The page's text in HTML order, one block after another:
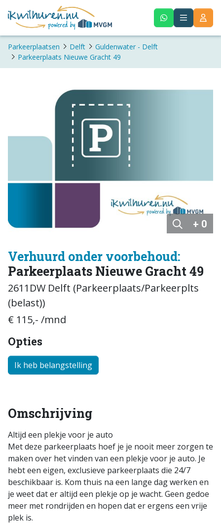
Parkeerplaatsen Delft
Guldenwater - Delft
Parkeerplaats Nieuwe Gracht 49
+ 0
Verhuurd onder voorbehoud:
Parkeerplaats Nieuwe Gracht 49
2611DW Delft (Parkeerplaats/Parkeerplts
(belast))
€ 115,- /mnd
Opties
Ik heb belangstelling
Omschrijving
Altijd een plekje voor je auto
Met deze parkeerplaats hoef je je nooit meer zorgen te
maken over het vinden van een plekje voor je auto. Je
hebt een eigen, exclusieve parkeerplaats die 24/7
beschikbaar is. Kom thuis na een lange dag werken en
je weet dat er altijd een plekje op je wacht. Geen gedoe
meer met rondrijden en hopen dat er ergens een vrije
plek is.